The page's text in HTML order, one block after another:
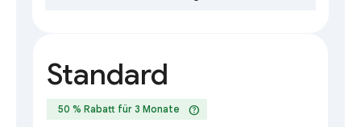
Standard
50 % Rabatt für 3 Monate help